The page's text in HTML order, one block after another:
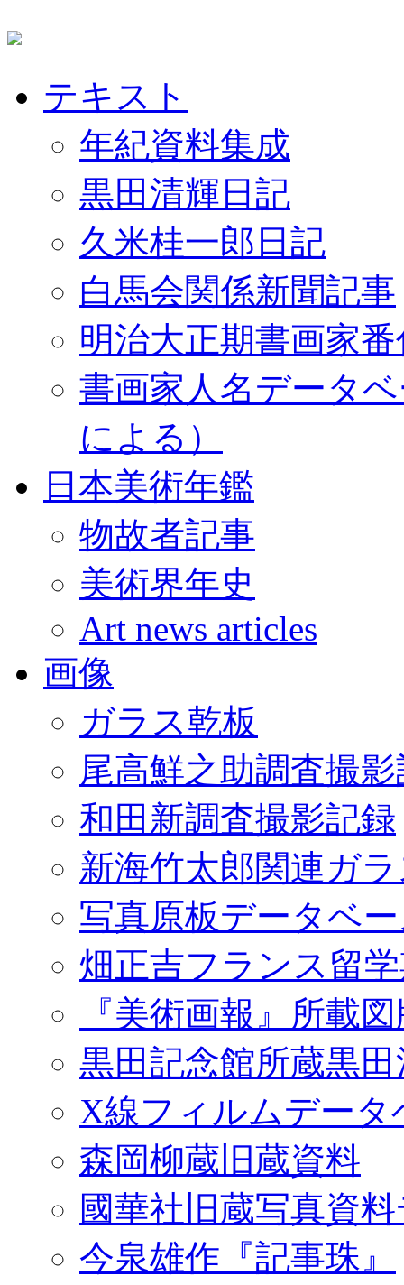
テキスト
年紀資料集成
黒田清輝日記
久米桂一郎日記
白馬会関係新聞記事
明治大正期書画家
書画家人名データ
による）
日本美術年鑑
物故者記事
美術界年史
Art news articles
画像
ガラス乾板
尾高鮮之助調査撮
和田新調査撮影記録
新海竹太郎関連ガ
写真原板データベ
畑正吉フランス留
『美術画報』所載
黒田記念館所蔵黒
X線フィルムデータ
森岡柳蔵旧蔵資料
國華社旧蔵写真資
今泉雄作『記事珠』